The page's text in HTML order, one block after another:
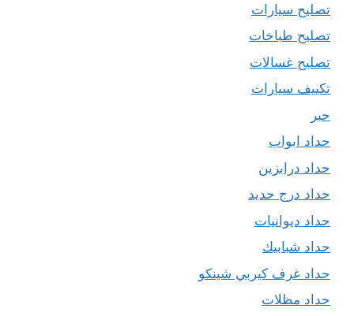
تصليح سيارات
تصليح طباخات
تصليح غسالات
تكييف سيارات
حبر
حداد ابواب
حداد درابزين
حداد درج حديد
حداد ديوانيات
حداد شبابيك
حداد غرف كيربي شينكو
حداد مظلات